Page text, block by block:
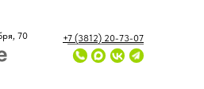
70
+7 (3812) 20-73-07